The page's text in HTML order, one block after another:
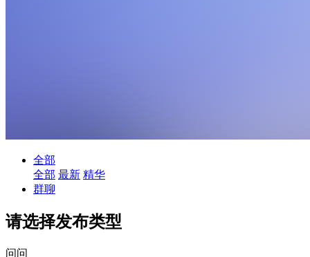
全部
全部 最新 精华
群聊
请选择发布类型
问问